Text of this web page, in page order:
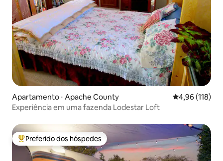
Apartamento ⋅ Apache County 4,96 de uma
4,96 (118)
Experiência em uma fazenda Lodestar Loft
Entre os melhores preferidos dos hóspedes
Preferido dos hóspedes